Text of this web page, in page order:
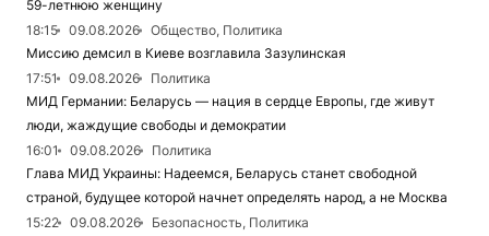
59-летнюю женщину
18:15
09.08.2026
Общество, Политика
Миссию демсил в Киеве возглавила Зазулинская
17:51
09.08.2026
Политика
МИД Германии: Беларусь — нация в сердце Европы, где живут
люди, жаждущие свободы и демократии
16:01
09.08.2026
Политика
Глава МИД Украины: Надеемся, Беларусь станет свободной
страной, будущее которой начнет определять народ, а не Москва
15:22
09.08.2026
Безопасность, Политика